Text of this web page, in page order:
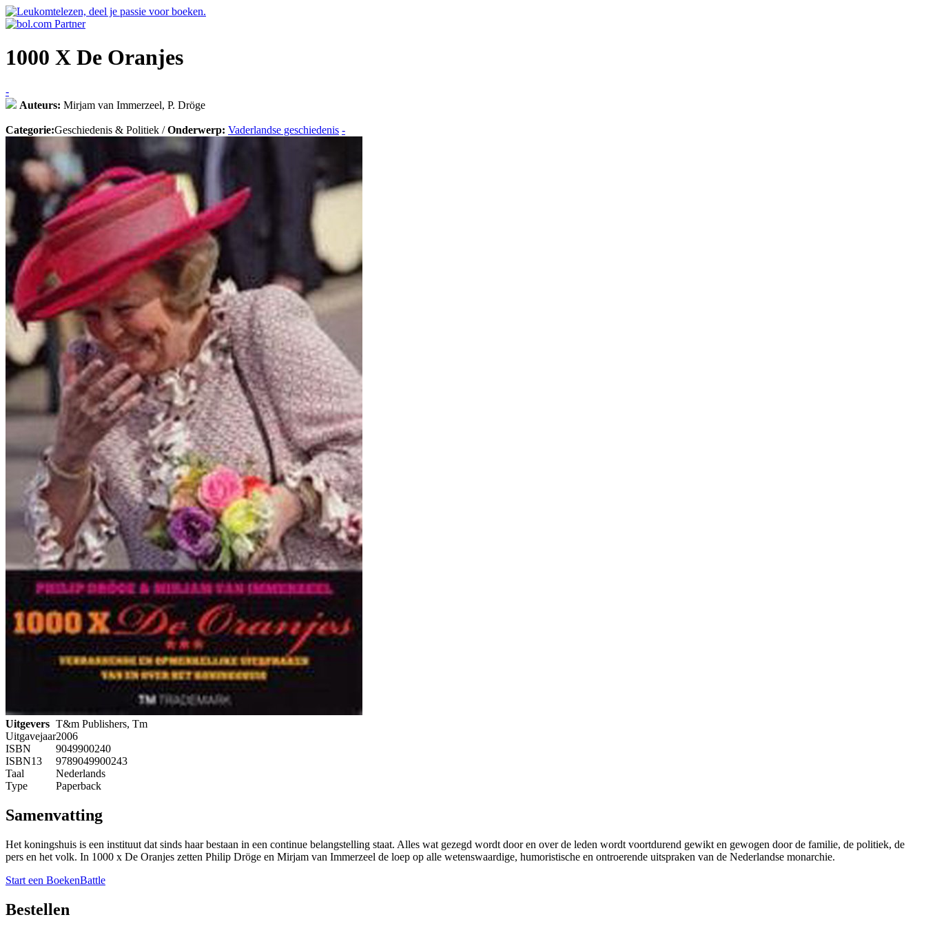
1000 X De Oranjes
-
Auteurs: Mirjam van Immerzeel, P. Dröge
Categorie:Geschiedenis & Politiek /Onderwerp: Vaderlandse geschiedenis -
Uitgevers T&m Publishers, Tm
Uitgavejaar2006
ISBN
9049900240
ISBN13
9789049900243
Taal
Nederlands
Type
Paperback
Samenvatting
Het koningshuis is een instituut dat sinds haar bestaan in een continue belangstelling staat. Alles wat gezegd wordt door en over de leden wordt voortdurend gewikt en gewogen door de familie, de politiek, de
pers en het volk. In 1000 x De Oranjes zetten Philip Dröge en Mirjam van Immerzeel de loep op alle wetenswaardige, humoristische en ontroerende uitspraken van de Nederlandse monarchie.
Start een BoekenBattle
Bestellen